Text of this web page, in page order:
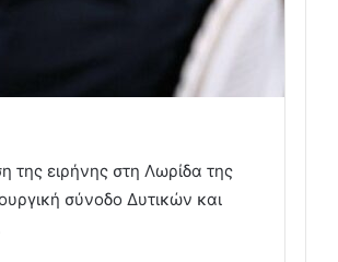
της ειρήνης στη Λωρίδα της
σύνοδο Δυτικών και